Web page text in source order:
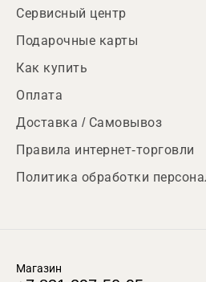
Сервисный центр
Подарочные карты
Как купить
Оплата
Доставка / Самовывоз
Правила интернет-торговли
Политика обработки
Магазин